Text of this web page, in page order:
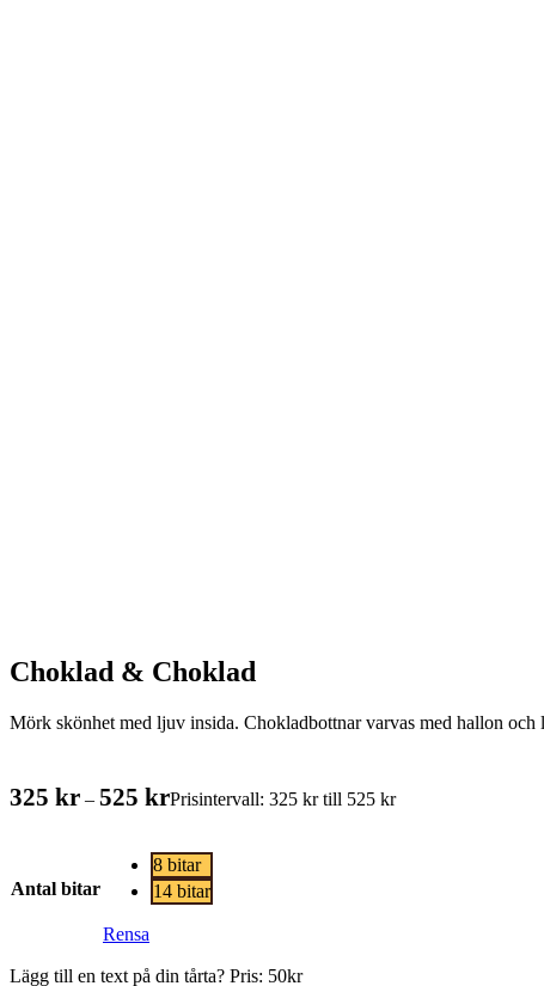
Choklad & Choklad
Mörk skönhet med ljuv insida. Chokladbottnar varvas med hallon
325 kr – 525 krPrisintervall: 325 kr till 525 kr
Antal bitar
8 bitar
14 bitar
Rensa
Lägg till en text på din tårta? Pris: 50kr